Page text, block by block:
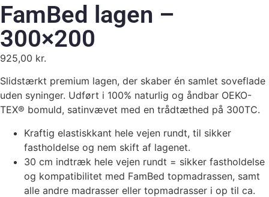
FamBed lagen –
300×200
925,00 kr.
Slidstærkt premium lagen, der skaber én samlet soveflade
uden syninger. Udført i 100% naturlig og åndbar OEKO-
TEX® bomuld, satinvævet med en trådtæthed på 300TC.
Kraftig elastiskkant hele vejen rundt, til sikker
fastholdelse og nem skift af lagenet.
30 cm indtræk hele vejen rundt = sikker fastholdelse
og kompatibilitet med FamBed topmadrassen, samt
alle andre madrasser eller topmadrasser i op til ca.